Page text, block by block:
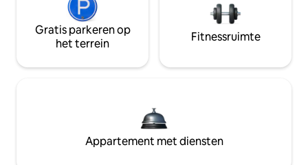
Gratis parkeren op
het terrein
Fitnessruimte
Appartement met diensten